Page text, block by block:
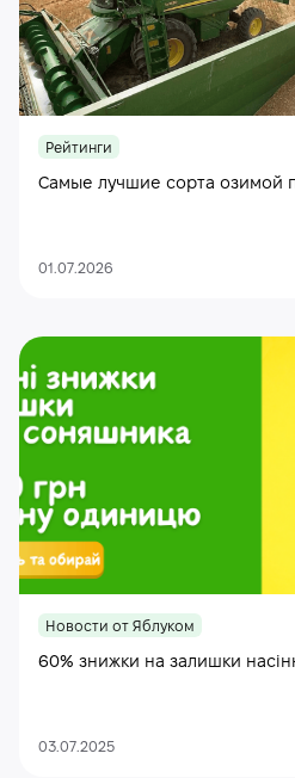
Рейтинги
Самые лучшие сорта озимой
01.07.2026
Новости от Яблуком
60% знижки на залишки
03.07.2025